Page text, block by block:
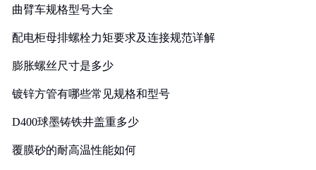
曲臂车规格型号大全
配电柜母排螺栓力矩要求及连接规范详解
膨胀螺丝尺寸是多少
镀锌方管有哪些常见规格和型号
D400球墨铸铁井盖重多少
覆膜砂的耐高温性能如何